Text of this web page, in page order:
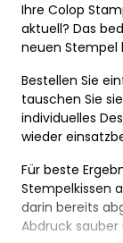
Ihre Colop
aktuell? Das
neuen Stempel
Bestellen Sie
tauschen Sie
individuelles
wieder
Für beste
Stempelkissen
darin bereits
Abdruck sauber